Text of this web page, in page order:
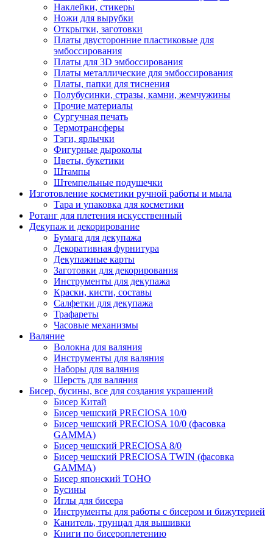
Наклейки, стикеры
Ножи для вырубки
Открытки, заготовки
Платы двусторонние пластиковые для
эмбоссирования
Платы для 3D эмбоссирования
Платы металлические для эмбоссирования
Платы, папки для тиснения
Полубусинки, стразы, камни, жемчужины
Прочие материалы
Сургучная печать
Термотрансферы
Тэги, ярлычки
Фигурные дыроколы
Цветы, букетики
Штампы
Штемпельные подушечки
Изготовление косметики ручной работы и мыла
Тара и упаковка для косметики
Ротанг для плетения искусственный
Декупаж и декорирование
Бумага для декупажа
Декоративная фурнитура
Декупажные карты
Заготовки для декорирования
Инструменты для декупажа
Краски, кисти, составы
Салфетки для декупажа
Трафареты
Часовые механизмы
Валяние
Волокна для валяния
Инструменты для валяния
Наборы для валяния
Шерсть для валяния
Бисер, бусины, все для создания украшений
Бисер Китай
Бисер чешский PRECIOSA 10/0
Бисер чешский PRECIOSA 10/0 (фасовка
GAMMA)
Бисер чешский PRECIOSA 8/0
Бисер чешский PRECIOSA TWIN (фасовка
GAMMA)
Бисер японский TOHO
Бусины
Иглы для бисера
Инструменты для работы с бисером и бижутерией
Канитель, трунцал для вышивки
Книги по бисероплетению